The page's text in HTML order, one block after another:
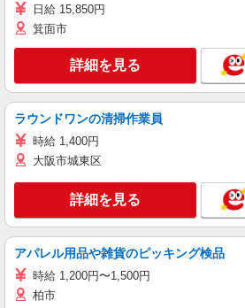
日給 15,850円
箕面市
詳細を見る
ラウンドワンの清掃作業員
時給 1,400円
大阪市城東区
詳細を見る
アパレル用品や雑貨のピッキング検品
時給 1,200円〜1,500円
柏市